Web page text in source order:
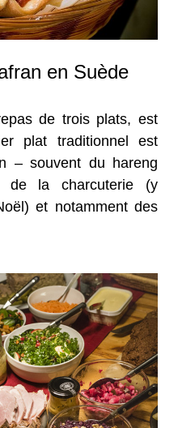
en Suède
de trois plats, est
plat traditionnel est
– souvent du hareng
de la charcuterie (y
et notamment des